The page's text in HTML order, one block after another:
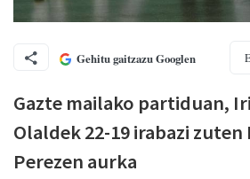
Gehitu gaitzazu Googlen
Gazte mailako partiduan,
Olaldek 22-19 irabazi
Perezen aurka